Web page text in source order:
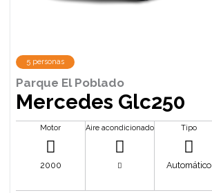
5 personas
Parque El Poblado
Mercedes Glc250
Motor
2000
Aire acondicionado Tipo
Automático